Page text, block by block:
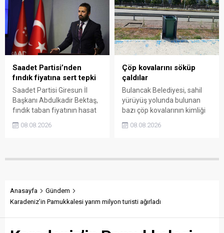
bölgede kısa süreli panik
yaşanırken polis geniş çaplı
soruşturma başlattı.
Valiliği, Tarım ve Orman İl
Müdürlüğü ile ilgili kurumları
denetime çağırdı. Akdoğan,
yüzde 50’ye ulaşan fiyat
farklarının araştırılması
gerektiğini söyledi.
Saadet Partisi’nden
fındık fiyatına sert tepki
Saadet Partisi Giresun İl
Başkanı Abdulkadir Bektaş,
fındık taban fiyatının hasat
açıklanmamasına tepki
belirterek üreticiyi memnun
savundu.
08.08.2026
Çöp kovalarını söküp
çaldılar
Bulancak Belediyesi, sahil
yürüyüş yolunda bulunan
bazı çöp kovalarının kimliği
sökülerek çalındığını açıkladı.
vatandaşlardan ihbar
08.08.2026
Anasayfa
Gündem
Karadeniz’in Pamukkalesi yarım milyon turisti ağırladı